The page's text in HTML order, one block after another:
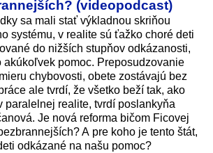
(videopodcast)
sa mali stať výkladnou skriňou
systému, v realite sú ťažko choré deti
do nižších stupňov odkázanosti,
akúkoľvek pomoc. Preposudzovanie
chybovosti, obete zostávajú bez
ale tvrdí, že všetko beží tak, ako
paralelnej realite, tvrdí poslankyňa
Je nová reforma bičom Ficovej
A pre koho je tento štát,
odkázané na našu pomoc?